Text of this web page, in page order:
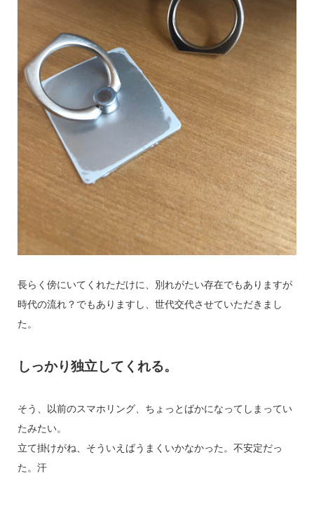
長らく傍にいてくれただけに、別れがたい存在でもありますが
時代の流れ？でもありますし、世代交代させていただきまし
た。
しっかり独立してくれる。
そう、以前のスマホリング、ちょっとばかになってしまってい
たみたい。
立て掛けがね、そういえばうまくいかなかった。不安定だっ
た。汗